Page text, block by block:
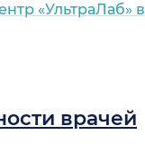
«УльтраЛаб» в
врачей